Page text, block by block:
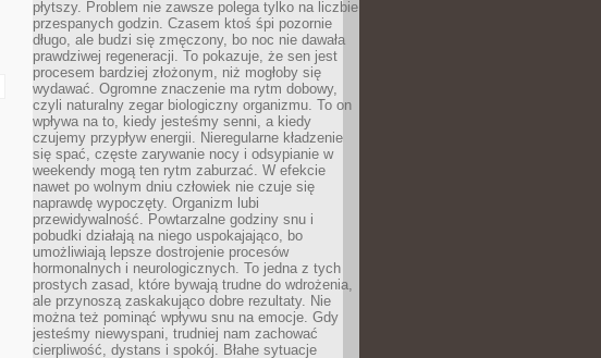
płytszy. Problem nie zawsze polega tylko na liczbie
przespanych godzin. Czasem ktoś śpi pozornie
długo, ale budzi się zmęczony, bo noc nie dawała
prawdziwej regeneracji. To pokazuje, że sen jest
procesem bardziej złożonym, niż mogłoby się
wydawać. Ogromne znaczenie ma rytm dobowy,
czyli naturalny zegar biologiczny organizmu. To on
wpływa na to, kiedy jesteśmy senni, a kiedy
czujemy przypływ energii. Nieregularne kładzenie
się spać, częste zarywanie nocy i odsypianie w
weekendy mogą ten rytm zaburzać. W efekcie
nawet po wolnym dniu człowiek nie czuje się
naprawdę wypoczęty. Organizm lubi
przewidywalność. Powtarzalne godziny snu i
pobudki działają na niego uspokajająco, bo
umożliwiają lepsze dostrojenie procesów
hormonalnych i neurologicznych. To jedna z tych
prostych zasad, które bywają trudne do wdrożenia,
ale przynoszą zaskakująco dobre rezultaty. Nie
można też pominąć wpływu snu na emocje. Gdy
jesteśmy niewyspani, trudniej nam zachować
cierpliwość, dystans i spokój. Błahe sytuacje